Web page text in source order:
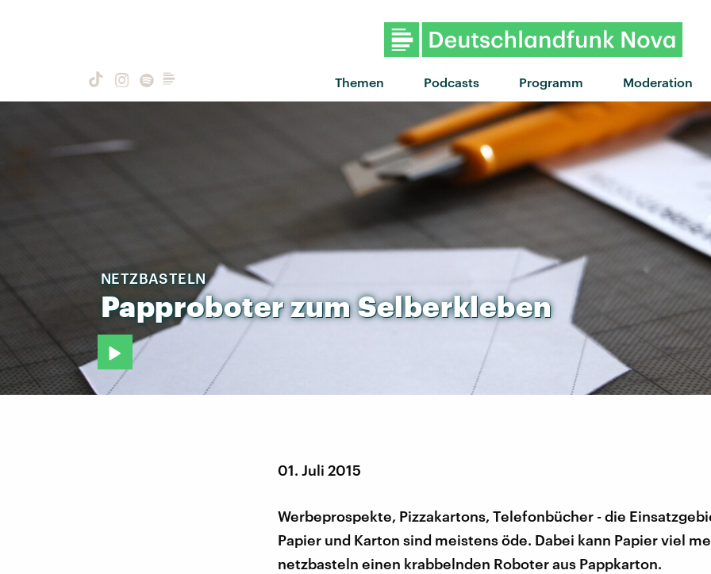
Themen Podcasts Programm Moderation
"Little Secrets" von Passion
NETZBASTELN
PapproboterzumSelberkleben
01. Juli 2015
Werbeprospekte, Pizzakartons, Telefonbücher - die
Papier und Karton sind meistens öde. Dabei kann Papier viel
netzbasteln einen krabbelnden Roboter aus Pappkarton.